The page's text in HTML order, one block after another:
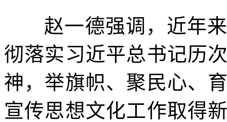
赵一德强调，近年
彻落实习近平总书记历
神，举旗帜、聚民心、
宣传思想文化工作取得